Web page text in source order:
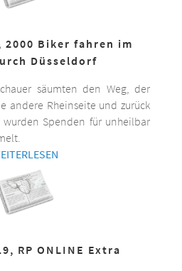
2000 Biker fahren im
Düsseldorf
säumten den Weg, der
andere Rheinseite und zurück
Spenden für unheilbar
RP ONLINE Extra